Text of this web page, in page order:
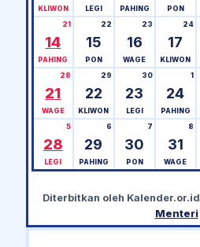
KLIWON LEGI PAHING PON
14
21
PAHING
15
22
PON
16
23
WAGE
17
24
KLIWON
21
28
WAGE
22
29
KLIWON
23
30
LEGI
24
1
PAHING
28
5
LEGI
29
6
PAHING
30
7
PON
31
8
WAGE
Diterbitkan oleh Kalender.or.id
Menteri